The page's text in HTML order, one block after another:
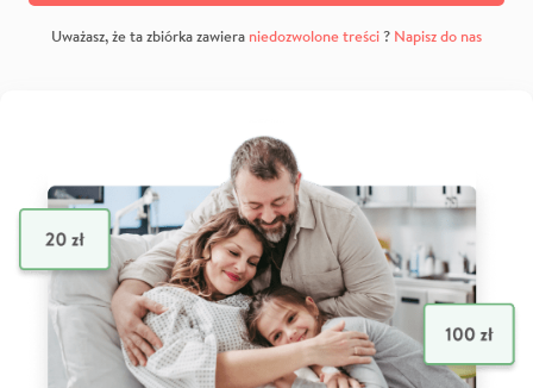
Uważasz, że ta zbiórka zawiera niedozwolone treści? Napisz do nas